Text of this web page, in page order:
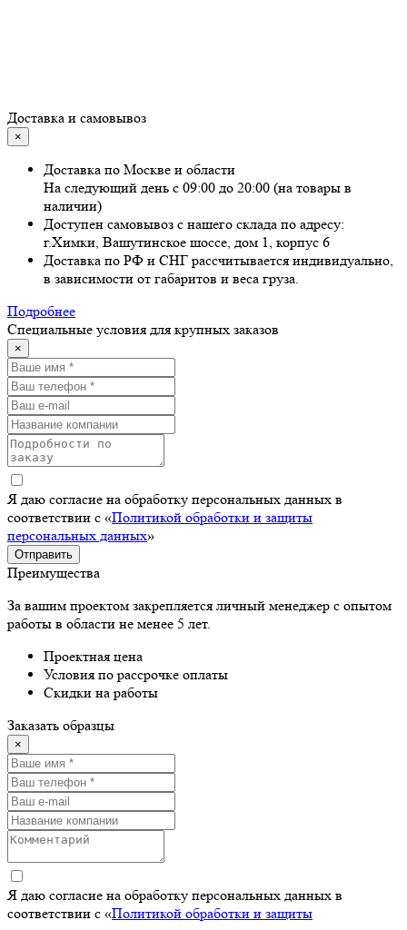
Доставка и самовывоз
×
Доставка по Москве и области
На следующий день с 09:00 до 20:00 (на товары в
наличии)
Доступен самовывоз с нашего склада по адресу:
г.Химки, Вашутинское шоссе, дом 1, корпус 6
Доставка по РФ и СНГ рассчитывается индивидуально,
в зависимости от габаритов и веса груза.
Подробнее
Специальные условия для крупных заказов
×
Я даю согласие на обработку персональных данных в
соответствии с «Политикой обработки и защиты
персональных данных»
Отправить
Преимущества
За вашим проектом закрепляется личный менеджер с опытом
работы в области не менее 5 лет.
Проектная цена
Условия по рассрочке оплаты
Скидки на работы
Заказать образцы
×
Я даю согласие на обработку персональных данных в
соответствии с «Политикой обработки и защиты